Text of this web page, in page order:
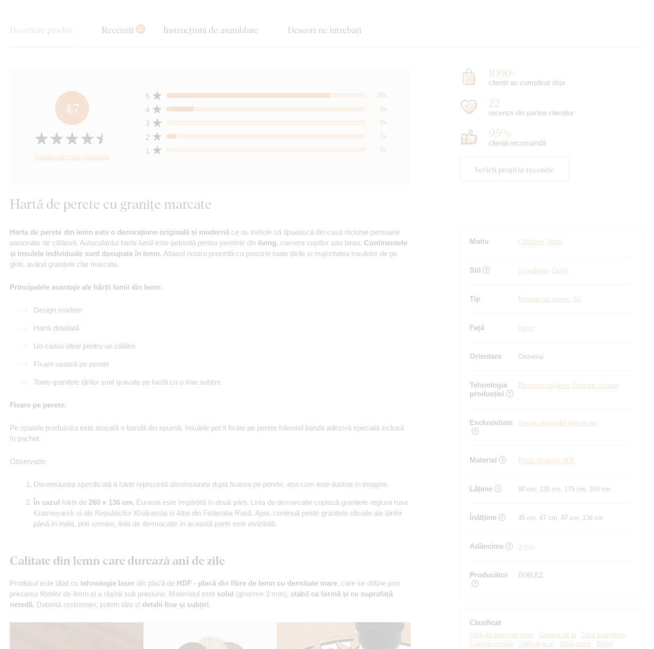
Descriere produs Recenzii 22 Instrucțiuni de asamblare Deseori ne întrebați
4,7
Vizualizare toate recenziile
1 0x
2 1x
3 0x
4 3x
5 18x
1000+
clienții au cumpărat deja
22
recenzii din partea clienților
95%
clienții recomandă
Scrieți propria recenzie
Hartă de perete cu granițe marcate
Harta de perete din lemn este o decorațiune originală și modernă ce nu trebuie să lipsească din casa niciunei persoane
pasionate de călătorii. Autocolantul harta lumii este potrivită pentru peretele din living, camera copiilor sau birou. Continentele
și insulele individuale sunt decupate în lemn. Atlasul nostru prezintă cu precizie toate țările și majoritatea insulelor de pe
glob, având granițele clar marcate.
Principalele avantaje ale hărții lumii din lemn:
Design modern
Hartă detaliată
Un cadou ideal pentru un călător
Fixare ușoară pe perete
Toate granițele țărilor sunt gravate pe hartă cu o linie subțire
Fixare pe perete:
Pe spatele produsului este atașată o bandă din spumă. Insulele pot fi fixate pe perete folosind banda adezivă specială inclusă
în pachet.
Observație:
Dimensiunea specificată a hărții reprezintă dimensiunea după fixarea pe perete, așa cum este ilustrat în imagine.
În cazul hărții de 260 × 136 cm, Eurasia este împărțită în două părți. Linia de demarcație copiază granițele regiunii ruse
Krasnoyarsk și ale Republicilor Khakassia și Altai din Federația Rusă. Apoi, continuă peste granițele oficiale ale țărilor
până în India, prin urmare, linia de dermacație în această parte este invizibilă.
Calitate din lemn care durează ani de zile
Produsul este tăiat cu tehnologie laser din placă de HDF - placă din fibre de lemn cu densitate mare, care se obține prin
presarea fibrelor de lemn și a rășinii sub presiune. Materialul este solid (grosime 3 mm), stabil ca formă și cu suprafață
netedă. Datorită rezistenței, putem tăia și detalii fine și subțiri.
Motiv Călătorie, Hartă
Stil Scandinav, Clasic
Tip Montate pe perete, 3D
Față Atipic
Orientare Orizontal
Tehnologia
producției
Decupare cu laser, Gravare cu laser
Exclusivitate Design disponibil doar la noi
Material Placă din lemn HDF
Lăţime 90 cm, 135 cm, 175 cm, 260 cm
Înălţime 45 cm, 67 cm, 87 cm, 136 cm
Adâncime 3 mm
Producător DUBLEZ
Clasificat
Hărți din lemn ale lumii Camera de zi
Stilul scandinav
Camera copiilor
Tablouri mari Stilul clasic
Biroul